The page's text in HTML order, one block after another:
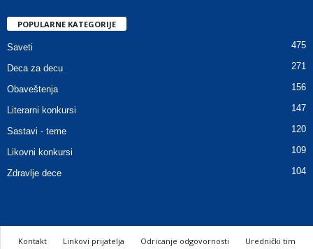
POPULARNE KATEGORIJE
Saveti 475
Deca za decu 271
Obaveštenja 156
Literarni konkursi 147
Sastavi - teme 120
Likovni konkursi 109
Zdravlje dece 104
Kontakt Linkovi prijatelja Odricanje odgovornosti Urednički tim